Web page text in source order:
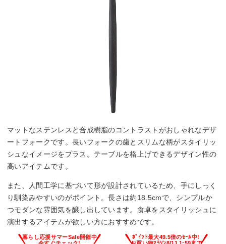
マットなステンレスと合成樹脂のコントラストがおしゃれなデザ
ートフォークです。長いフォークの歯とスリムな柄がスタイリッ
シュなイメージをプラス。テーブルを格上げできるデザイン性の
高いアイテムです。
また、人間工学に基づいて形が設計されているため、手にしっく
り馴染みやすいのがポイント。長さは約18.5cmで、シンプルか
つモダンな雰囲気を醸し出しています。食卓をスタイリッシュに
演出するアイテムが欲しい方におすすめです。